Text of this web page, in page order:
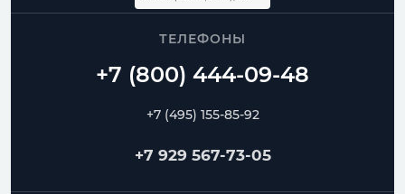
ТЕЛЕФОНЫ
+7 (495) 155-85-92
+7 929 567-73-05